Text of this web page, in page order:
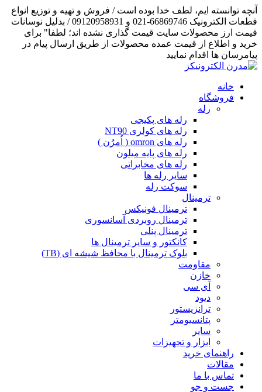
آنچه توانسته ایم، لطف خدا بوده است / فروش و تهیه و توزیع انواع
قطعات الکترونیک 66869746-021 و 09120958931 / بدلیل نوسانات
قیمت ارز محصولات سایت قیمت گذاری نشده اند؛ لطفا" برای
خرید و اطلاع از قیمت عمده محصولات از طریق ارسال پیام در
پیامرسان ها اقدام نمایید
خانه
فروشگاه
رله
رله های پکیجی
رله های کولری NT90
رله های omron ( اُمرُن )
رله های پایه میلون
رله های مخابراتی
سایر رله ها
سوکت رله
ترمینال
ترمینال فونیکس
ترمینال روبردی آسانسوری
ترمینال پنلی
کانکتور و سایر ترمینال ها
بلوک ترمینال با محافظ شیشه ای (TB)
مقاومت
خازن
آی سی
دیود
ترانزیستور
پتانسیومتر
سایر
ابزار و تجهیزات
راهنمای خرید
مقالات
تماس با ما
جست و جو